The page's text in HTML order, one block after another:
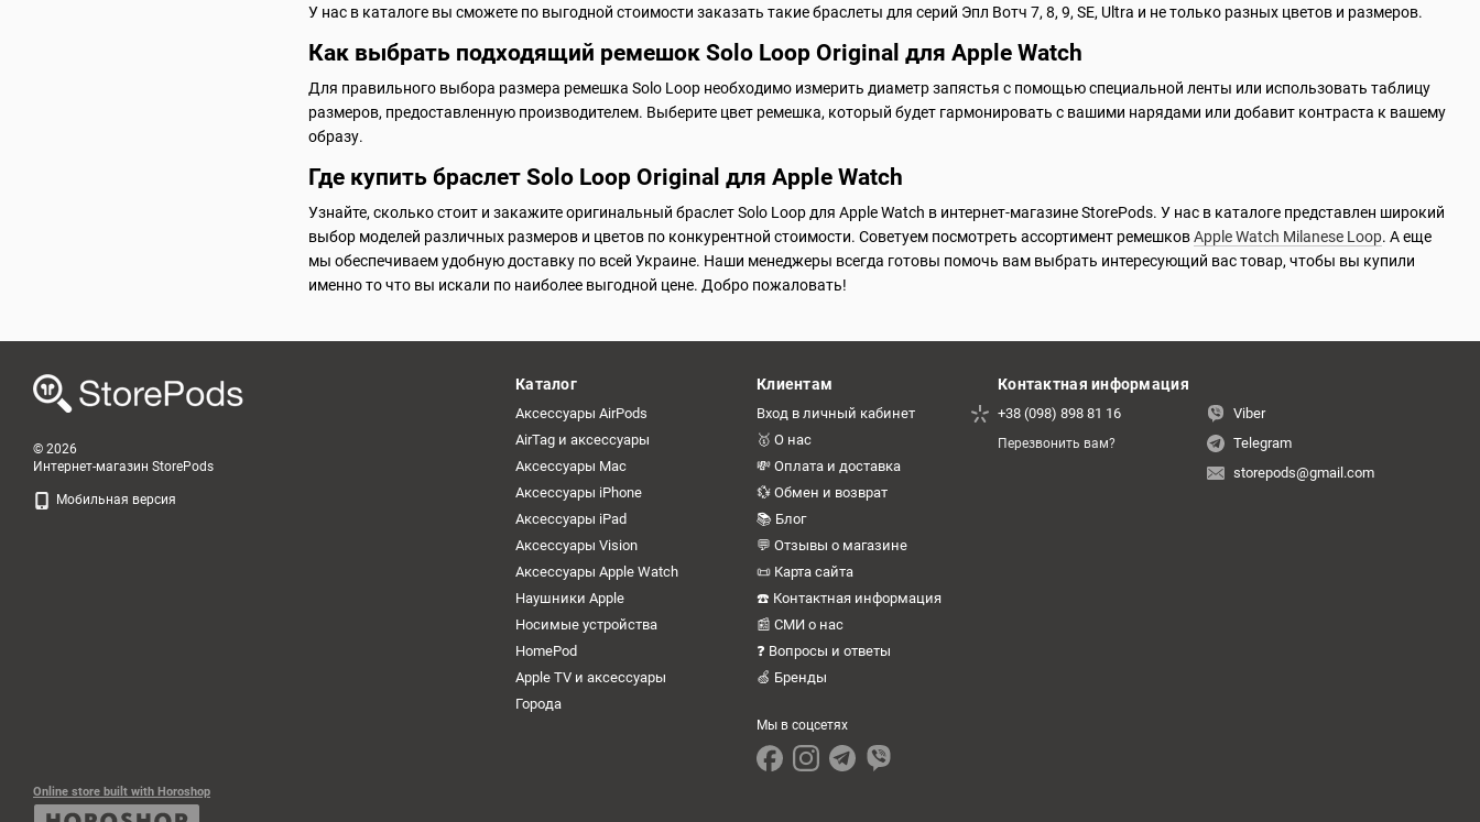
У нас в каталоге вы сможете по выгодной стоимости заказать такие браслеты для серий Эпл Вотч 7, 8, 9, SE, Ultra и не только разных цветов и размеров.
Как выбрать подходящий ремешок Solo Loop Original для Apple Watch
Для правильного выбора размера ремешка Solo Loop необходимо измерить диаметр запястья с помощью специальной ленты или использовать таблицу
размеров, предоставленную производителем. Выберите цвет ремешка, который будет гармонировать с вашими нарядами или добавит контраста к вашему
образу.
Где купить браслет Solo Loop Original для Apple Watch
Узнайте, сколько стоит и закажите оригинальный браслет Solo Loop для Apple Watch в интернет-магазине StorePods. У нас в каталоге представлен широкий
выбор моделей различных размеров и цветов по конкурентной стоимости. Советуем посмотреть ассортимент ремешковApple Watch Milanese Loop. А еще
мы обеспечиваем удобную доставку по всей Украине. Наши менеджеры всегда готовы помочь вам выбрать интересующий вас товар, чтобы вы купили
именно то что вы искали по наиболее выгодной цене. Добро пожаловать!
© 2026
Интернет-магазин StorePods
Мобильная версия
Online store built with Horoshop
Каталог
Аксессуары AirPods
AirTag и аксессуары
Аксессуары Mac
Аксессуары iPhone
Аксессуары iPad
Аксессуары Vision
Аксессуары Apple Watch
Наушники Apple
Носимые устройства
HomePod
Apple TV и аксессуары
Города
Клиентам
Вход в личный кабинет
🥇 О нас
💸 Оплата и доставка
💱 Обмен и возврат
📚 Блог
💬 Отзывы о магазине
📜 Карта сайта
☎️ Контактная информация
📰 СМИ о нас
❓ Вопросы и ответы
🍏 Бренды
Мы в соцсетях
Контактная информация
+38 (098) 898 81 16
Перезвонить вам?
Viber
Telegram
storepods@gmail.com